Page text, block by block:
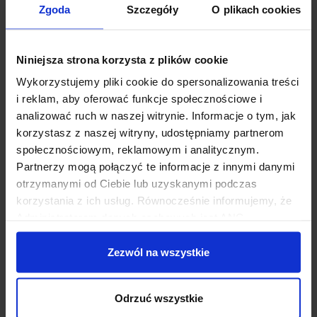
Zgoda Szczegóły O plikach cookies
Niniejsza strona korzysta z plików cookie
Wykorzystujemy pliki cookie do spersonalizowania treści
i reklam, aby oferować funkcje społecznościowe i
analizować ruch w naszej witrynie. Informacje o tym, jak
korzystasz z naszej witryny, udostępniamy partnerom
społecznościowym, reklamowym i analitycznym.
Partnerzy mogą połączyć te informacje z innymi danymi
otrzymanymi od Ciebie lub uzyskanymi podczas
korzystania z ich usług. Równocześnie informujemy, że
Odpowiedzialne Finanse SA z siedzibą w Warszawie
przy ul. Dziekońskiego 1, 00-728 Warszawa. Więcej
informacji o przetwarzaniu danych osobowych oraz
Zezwól na wszystkie
Odrzuć wszystkie
Pełny profesjonalizm, rzetelność i
zaangażowanie. Polecam!
Dominika
5/5 13.12.2022
Profesjonalnie i skutecznie. Bardzo
Krzysztof Kaczmarek
5/5 29.11.2022